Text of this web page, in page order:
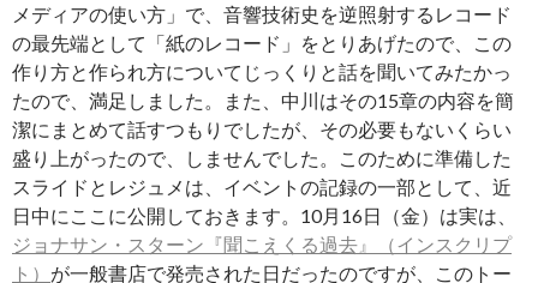
メディアの使い方」で、音響技術史を逆照射するレコード
の最先端として「紙のレコード」をとりあげたので、この
作り方と作られ方についてじっくりと話を聞いてみたかっ
たので、満足しました。また、中川はその15章の内容を簡
潔にまとめて話すつもりでしたが、その必要もないくらい
盛り上がったので、しませんでした。このために準備した
スライドとレジュメは、イベントの記録の一部として、近
日中にここに公開しておきます。10月16日（金）は実は、
ジョナサン・スターン『聞こえくる過去』（インスクリプ
ト） が一般書店で発売された日だったのですが、このトー